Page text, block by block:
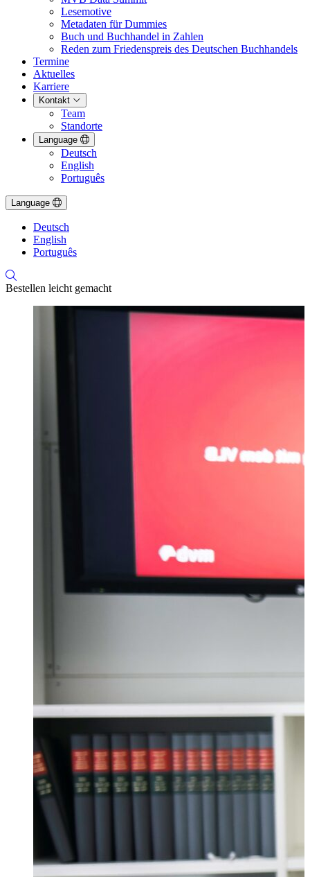
Lesemotive
Metadaten für Dummies
Buch und Buchhandel in Zahlen
Reden zum Friedenspreis des Deutschen Buchhandels
Termine
Aktuelles
Karriere
Kontakt
Team
Standorte
Language
Deutsch
English
Português
Language
Deutsch
English
Português
Bestellen leicht gemacht